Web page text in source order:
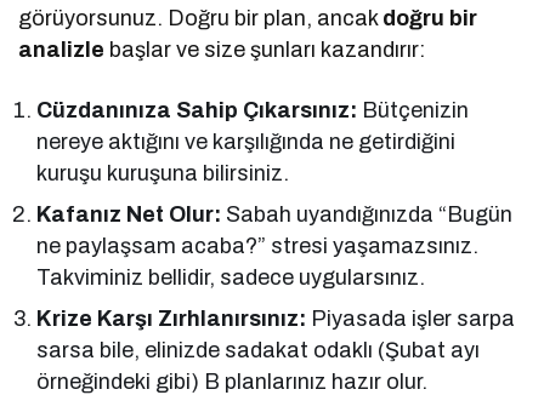
görüyorsunuz. Doğru bir plan, ancak doğru bir
analizle başlar ve size şunları kazandırır:
Cüzdanınıza Sahip Çıkarsınız: Bütçenizin
nereye aktığını ve karşılığında ne getirdiğini
kuruşu kuruşuna bilirsiniz.
Kafanız Net Olur: Sabah uyandığınızda “Bugün
ne paylaşsam acaba?” stresi yaşamazsınız.
Takviminiz bellidir, sadece uygularsınız.
Krize Karşı Zırhlanırsınız: Piyasada işler sarpa
sarsa bile, elinizde sadakat odaklı (Şubat ayı
örneğindeki gibi) B planlarınız hazır olur.